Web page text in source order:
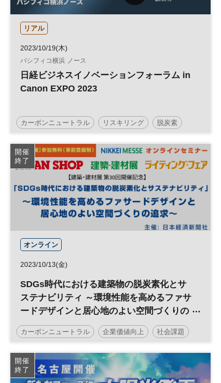
リアル
2023/10/19(木)
パシフィコ横浜 ノース
日経ビジネスイノベーションフォーラム in
Canon EXPO 2023
カーボンニュートラル リスキリング 脱炭素
イノベーション
開催
終了
オンライン
2023/10/13(金)
SDGs時代における建築物の脱炭素化とサ
ステナビリティ ～環境性能を高めるファサ
ードデザインと居心地のよい空間づくりの
追求～
カーボンニュートラル 企業価値向上 社会課題
日経メッセ サステナビリティ 企業価値 脱炭素
サステナブル 投資 ESG 経営戦略 ESG投資
開催
終了